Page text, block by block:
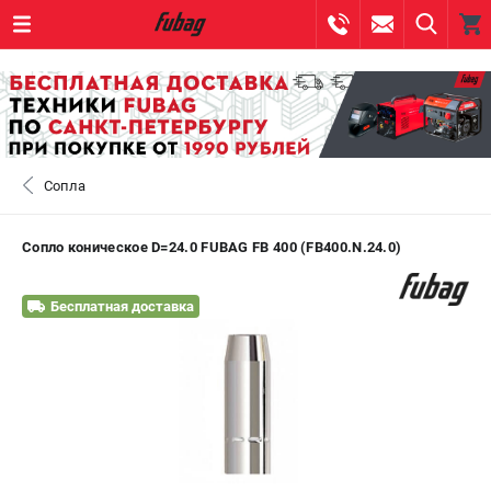
ВХОД ИЛИ РЕГИСТРАЦИЯ
ЗАКАЗАТЬ ЗАПЧАСТЬ
+7 (8112) 59-10-67 - ЗАКАЗ ЗАПЧАСТЕЙ
+7 (812) 317-60-57
САНКТ-ПЕТЕРБУРГ
0 ₽
Сопла
Сопло коническое D=24.0 FUBAG FB 400 (FB400.N.24.0)
Бесплатная доставка